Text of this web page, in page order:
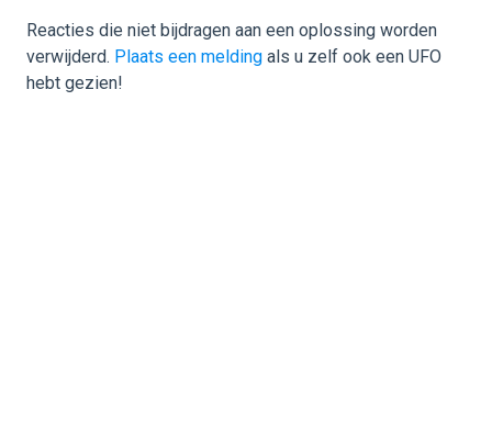
Reacties die niet bijdragen aan een oplossing worden
verwijderd. Plaats een melding als u zelf ook een UFO
hebt gezien!